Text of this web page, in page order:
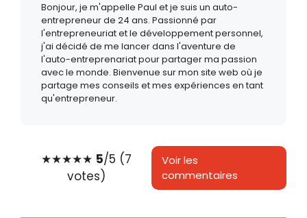
Bonjour, je m'appelle Paul et je suis un auto-
entrepreneur de 24 ans. Passionné par
l'entrepreneuriat et le développement personnel,
j'ai décidé de me lancer dans l'aventure de
l'auto-entreprenariat pour partager ma passion
avec le monde. Bienvenue sur mon site web où je
partage mes conseils et mes expériences en tant
qu'entrepreneur.
★★★★★ 5/5 (7
votes)
Voir les
commentaires